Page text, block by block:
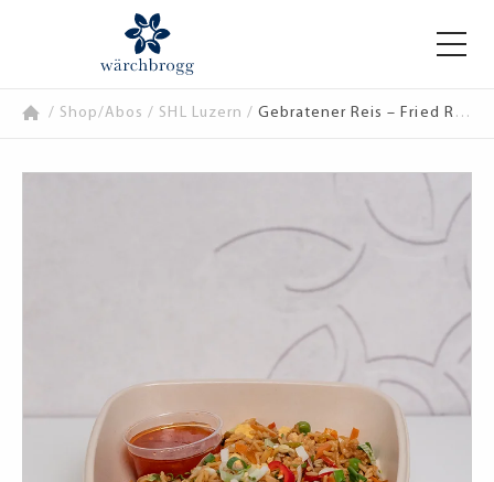
/ Shop/Abos / SHL Luzern / Gebratener Reis – Fried Rice vegetarisch